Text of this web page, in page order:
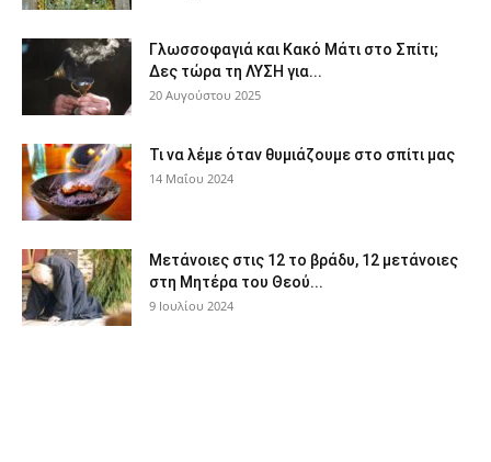
Γλωσσοφαγιά και Κακό Μάτι στο Σπίτι;
Δες τώρα τη ΛΥΣΗ για...
20 Αυγούστου 2025
Τι να λέμε όταν θυμιάζουμε στο σπίτι μας
14 Μαΐου 2024
Μετάνοιες στις 12 το βράδυ, 12 μετάνοιες
στη Μητέρα του Θεού...
9 Ιουλίου 2024